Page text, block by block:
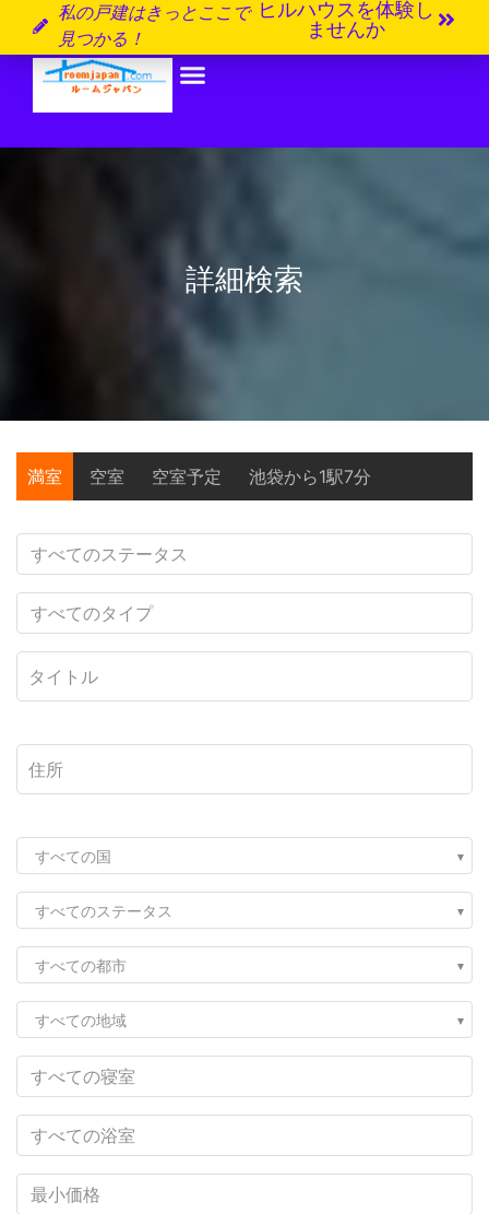
私の戸建はきっとここで
見つかる！
ヒルハウスを体験し
ませんか
詳細検索
満室 空室 空室予定 池袋から1駅7分
すべての国
すべてのステータス
すべての都市
すべての地域